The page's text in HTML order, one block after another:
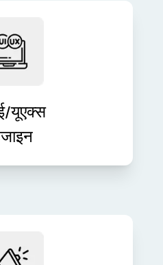
यूएक्स
उपयोगकर्ता-केंद्रित
को बढ़ाते हैं।